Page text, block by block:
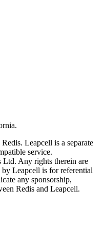
Leapcell is a separate
service.
Ltd. Any rights therein are
Leapcell is for referential
any sponsorship,
Redis and Leapcell.